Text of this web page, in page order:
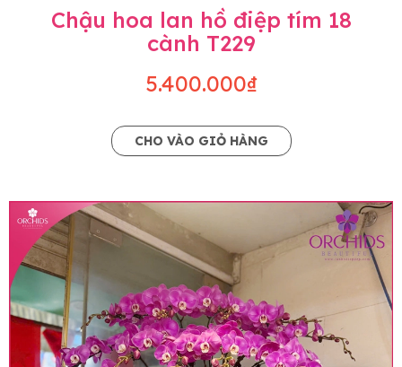
Chậu hoa lan hồ điệp tím 18
cành T229
5.400.000₫
CHO VÀO GIỎ HÀNG